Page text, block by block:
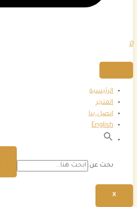
0
الرئيسية
المتجر
اتصل بنا
English
بحث عن:
X